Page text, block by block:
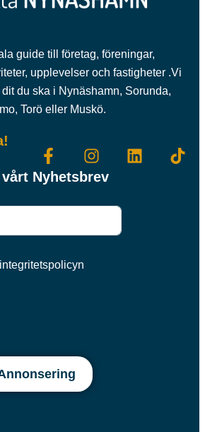
guide till företag, föreningar,
upplevelser och fastigheter .Vi
du ska i Nynäshamn, Sorunda,
Torö eller Muskö.
Nyhetsbrev